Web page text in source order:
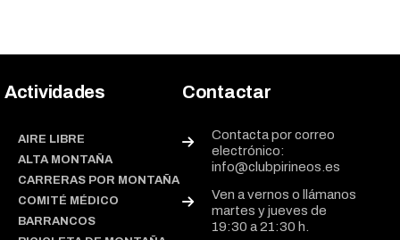
Actividades
AIRE LIBRE
ALTA MONTAÑA
CARRERAS POR MONTAÑA
COMITÉ MÉDICO
BARRANCOS
Contactar
Contacta por correo
electrónico:
info@clubpirineos.es
Ven a vernos o llámanos
martes y jueves de
19:30 a 21:30 h.